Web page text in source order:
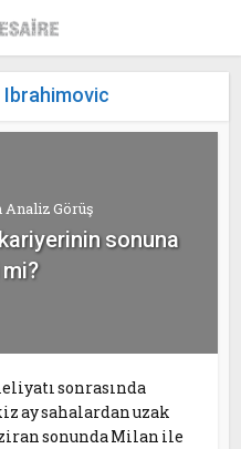
Analiz Görüş
sonuna
sonrasında
ay sahalardan uzak
sonunda Milan ile